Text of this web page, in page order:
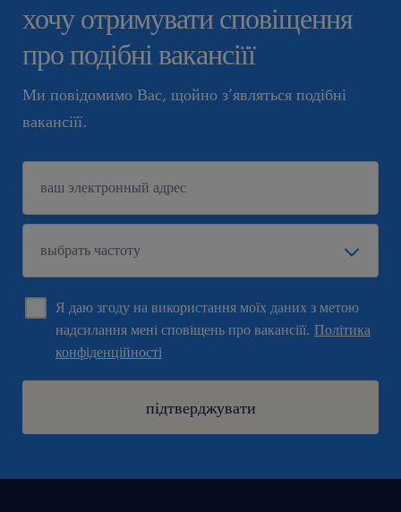
хочу отримувати сповіщення
про подібні вакансіїї
Ми повідомимо Вас, щойно з’являться подібні
вакансіїї.
Я даю згоду на використання моїх даних з метою
надсилання мені сповіщень про вакансіїї. Політика
конфіденційності
підтверджувати